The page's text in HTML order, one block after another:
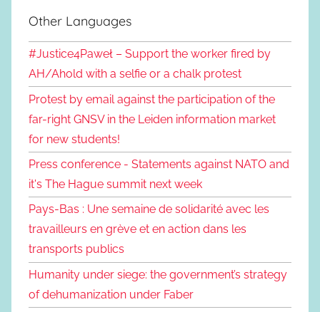
Other Languages
#Justice4Paweł – Support the worker fired by
AH/Ahold with a selfie or a chalk protest
Protest by email against the participation of the
far-right GNSV in the Leiden information market
for new students!
Press conference - Statements against NATO and
it's The Hague summit next week
Pays-Bas : Une semaine de solidarité avec les
travailleurs en grève et en action dans les
transports publics
Humanity under siege: the government’s strategy
of dehumanization under Faber